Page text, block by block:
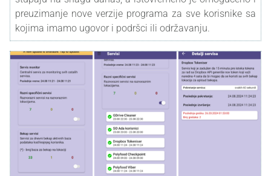
preuzimanje nove verzije programa za sve korisnike sa
kojima imamo ugovor i podršci ili održavanju.